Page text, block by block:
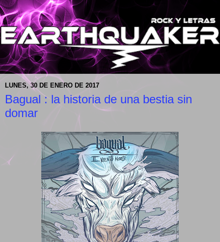
LUNES, 30 DE ENERO DE 2017
Bagual : la historia de una bestia sin
domar